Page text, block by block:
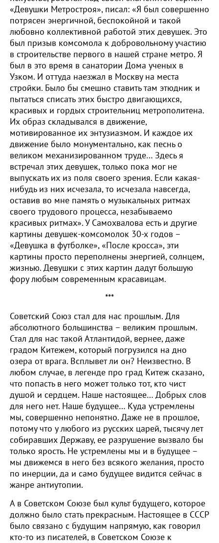
«Девушки Метростроя», писал: «Я был совершенно
потрясен энергичной, беспокойной и такой
любовно коллективной работой этих девушек. Это
был призыв комсомола к добровольному участию
в строительстве первого в нашей стране метро. Я
был в это время в санатории Дома ученых в
Узком. И оттуда наезжал в Москву на места
стройки. Было бы смешно ставить там этюдник и
пытаться списать этих быстро двигающихся,
красивых и гордых строительниц метрополитена.
Их образ складывался в движение,
мотивированное их энтузиазмом. И каждое их
движение было монументально, как песнь о
великом механизированном труде… Здесь я
встречал этих девушек, только пока мог не
выпускать их из поля своего зрения. Если какая-
нибудь из них исчезала, то исчезала навсегда,
оставив во мне память о музыкальных ритмах
своего трудового процесса, незабываемо
красивых ритмах». У Самохвалова есть и другие
картины девушек-комсомолок 30-х годов –
«Девушка в футболке», «После кросса», эти
картины просто переполнены энергией, солнцем,
жизнью. Девушки с этих картин дадут большую
фору любым современным красавицам.
***
Советский Союз стал для нас прошлым. Для
абсолютного большинства – великим прошлым.
Стал для нас такой Атлантидой, вернее, даже
градом Китежем, который погрузился на дно
озера от врага. Всплывет ли он? Неизвестно. В
любом случае, в легенде про град Китеж сказано,
что попасть в него может только тот, кто чист
душой и сердцем. Наше настоящее… Добрых слов
для него нет. Наше будущее… Куда устремлены
мы, совершенно непонятно. Даже не в прошлое,
потому что у любого из русских царей, тысячу лет
собиравших Державу, ее разрушение вызвало бы
только ярость. Не устремлены мы и в будущее –
мы движемся в него без всякого желания, просто
по инерции, да и само будущее видится сейчас в
жанре антиутопии.
А в Советском Союзе был культ будущего, которое
должно было стать прекрасным. Настоящее в СССР
было связано с будущим напрямую, как говорил
кто-то из писателей, в Советском Союзе к